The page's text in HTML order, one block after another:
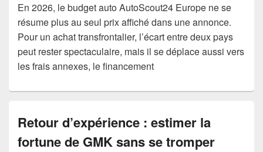
En 2026, le budget auto AutoScout24 Europe ne se
résume plus au seul prix affiché dans une annonce.
Pour un achat transfrontalier, l’écart entre deux pays
peut rester spectaculaire, mais il se déplace aussi vers
les frais annexes, le financement
Retour d’expérience : estimer la
fortune de GMK sans se tromper